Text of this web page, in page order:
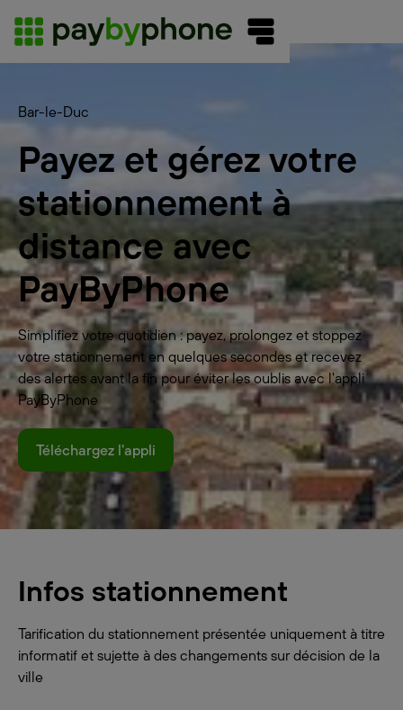
Bar-le-Duc
Payez et gérez votre
stationnement à
distance avec
PayByPhone
Simplifiez votre quotidien : payez, prolongez et stoppez
votre stationnement en quelques secondes et recevez
des alertes avant la fin pour éviter les oublis avec l'appli
PayByPhone
Téléchargez l'appli
Infos stationnement
Tarification du stationnement présentée uniquement à titre
informatif et sujette à des changements sur décision de la
ville